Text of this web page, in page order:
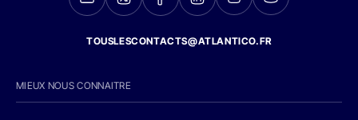
TOUSLESCONTACTS@ATLANTICO.FR
MIEUX NOUS CONNAITRE